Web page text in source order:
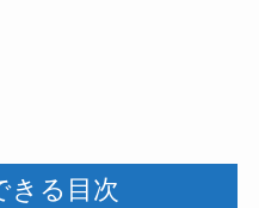
きる目次